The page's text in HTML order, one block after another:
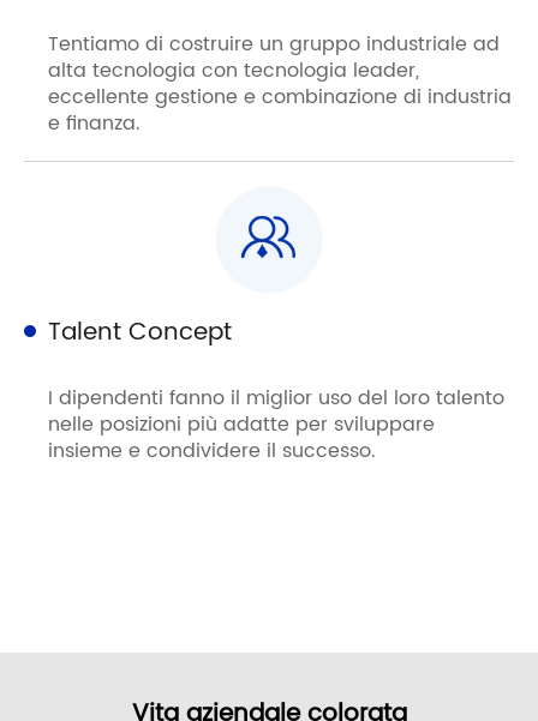
Tentiamo di costruire un gruppo industriale ad
alta tecnologia con tecnologia leader,
eccellente gestione e combinazione di industria
e finanza.
Talent Concept
I dipendenti fanno il miglior uso del loro talento
nelle posizioni più adatte per sviluppare
insieme e condividere il successo.